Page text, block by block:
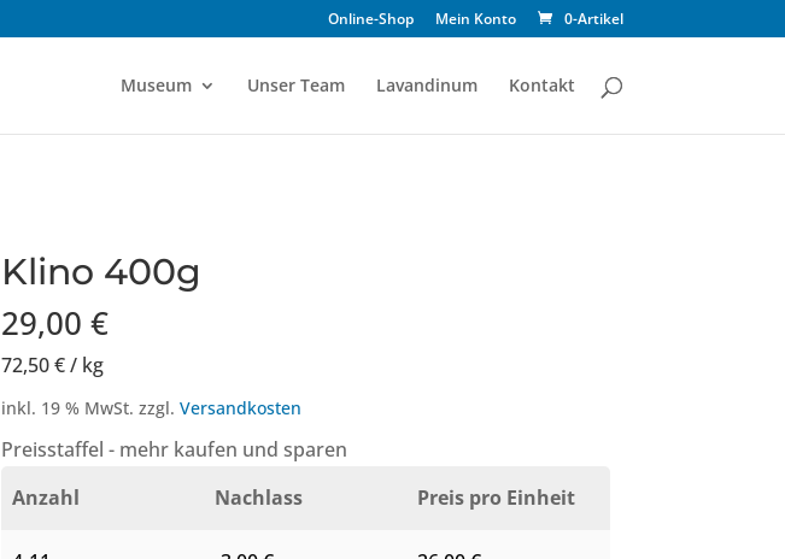
Online-Shop Mein Konto 0-Artikel
Museum Unser Team Lavandinum Kontakt
Klino 400g
29,00 €
72,50€/ kg
inkl. 19 % MwSt. zzgl. Versandkosten
Preisstaffel - mehr kaufen und sparen
Anzahl
Nachlass Preis pro Einheit